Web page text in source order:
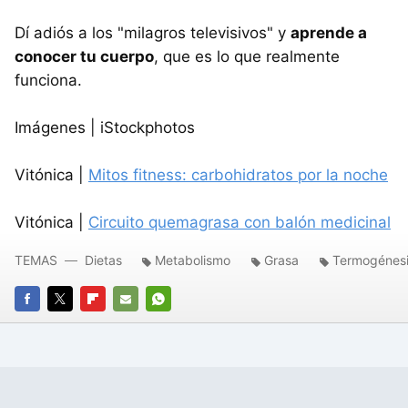
Dí adiós a los "milagros televisivos" y aprende a
conocer tu cuerpo, que es lo que realmente
funciona.
Imágenes | iStockphotos
Vitónica | Mitos fitness: carbohidratos por la noche
Vitónica | Circuito quemagrasa con balón medicinal
FACEBOOK
TWITTERFLIPBOARD
E-
WHATSAPP
TEMAS Dietas Metabolismo Grasa